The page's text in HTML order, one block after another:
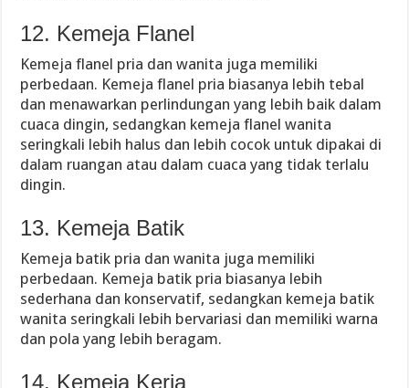
12. Kemeja Flanel
Kemeja flanel pria dan wanita juga memiliki
perbedaan. Kemeja flanel pria biasanya lebih tebal
dan menawarkan perlindungan yang lebih baik dalam
cuaca dingin, sedangkan kemeja flanel wanita
seringkali lebih halus dan lebih cocok untuk dipakai di
dalam ruangan atau dalam cuaca yang tidak terlalu
dingin.
13. Kemeja Batik
Kemeja batik pria dan wanita juga memiliki
perbedaan. Kemeja batik pria biasanya lebih
sederhana dan konservatif, sedangkan kemeja batik
wanita seringkali lebih bervariasi dan memiliki warna
dan pola yang lebih beragam.
14. Kemeja Kerja